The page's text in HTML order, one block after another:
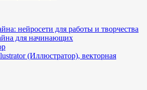
нейросети для работы и творчества
для начинающих
(Иллюстратор), векторная